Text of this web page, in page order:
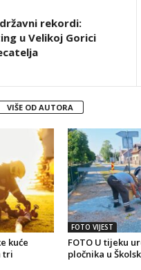
rekordi:
u Velikoj Gorici
VIŠE OD AUTORA
kuće
tri
FOTO VIJEST
FOTO U tijeku
pločnika u